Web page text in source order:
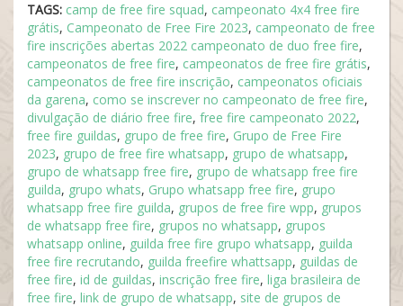
TAGS: camp de free fire squad, campeonato 4x4 free fire
grátis, Campeonato de Free Fire 2023, campeonato de free
fire inscrições abertas 2022 campeonato de duo free fire,
campeonatos de free fire, campeonatos de free fire grátis,
campeonatos de free fire inscrição, campeonatos oficiais
da garena, como se inscrever no campeonato de free fire,
divulgação de diário free fire, free fire campeonato 2022,
free fire guildas, grupo de free fire, Grupo de Free Fire
2023, grupo de free fire whatsapp, grupo de whatsapp,
grupo de whatsapp free fire, grupo de whatsapp free fire
guilda, grupo whats, Grupo whatsapp free fire, grupo
whatsapp free fire guilda, grupos de free fire wpp, grupos
de whatsapp free fire, grupos no whatsapp, grupos
whatsapp online, guilda free fire grupo whatsapp, guilda
free fire recrutando, guilda freefire whattsapp, guildas de
free fire, id de guildas, inscrição free fire, liga brasileira de
free fire, link de grupo de whatsapp, site de grupos de